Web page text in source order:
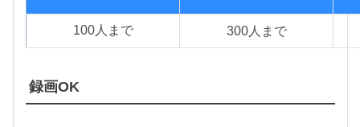
100人まで 300人まで
録画OK